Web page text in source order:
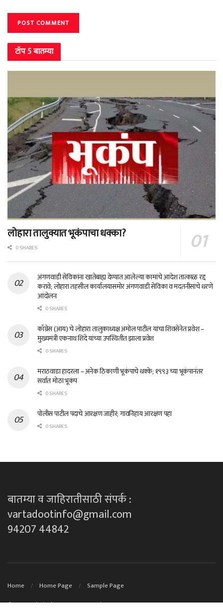
टॉप 5 बातम्या
लोहारा तालुक्यात भूकंपाचा धक्का?
0 SHARES
अंगणवाडी सेविकांना खातेबाह्य देण्यात आलेल्या कामांचे आदेश तात्काळ रद्द
करावे; लोहारा तहसील कार्यालयासमोर अंगणवाडी सेविका व मदतनीसांचे धरणे
आंदोलन
0 SHARES
काँग्रेस (आय) चे लोहारा तालुकाध्यक्ष अमोल पाटील यांचा शिवसेनेत प्रवेश –
मुख्यमंत्री एकनाथ शिंदे यांच्या उपस्थितीत झाला प्रवेश
0 SHARES
मराठवाडा हादरला – अनेक ठिकाणी भूकंपाचे धक्के; १९९३ च्या भूकंपानंतर
सर्वात मोठा भूकंप
0 SHARES
पोलीस पाटील पदाचे आरक्षण जाहीर; गावनिहाय आरक्षण पहा
0 SHARES
बातम्या व जाहिरातीसाठी संपर्क :
vartadootinfo@gmail.com
94207 44842
Home Home Page Sample Page
© 2023Technical Support By DK techno's